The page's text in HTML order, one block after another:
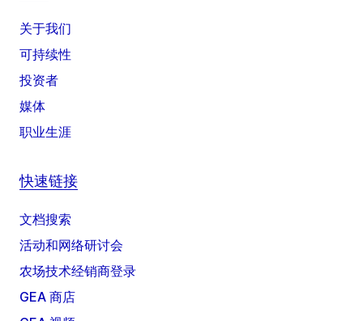
关于我们
可持续性
投资者
媒体
职业生涯
快速链接
文档搜索
活动和网络研讨会
农场技术经销商登录
GEA 商店